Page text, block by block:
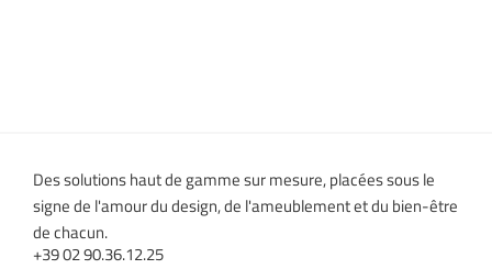
Des solutions haut de gamme sur mesure, placées sous le
signe de l'amour du design, de l'ameublement et du bien-être
de chacun.
+39 02 90.36.12.25